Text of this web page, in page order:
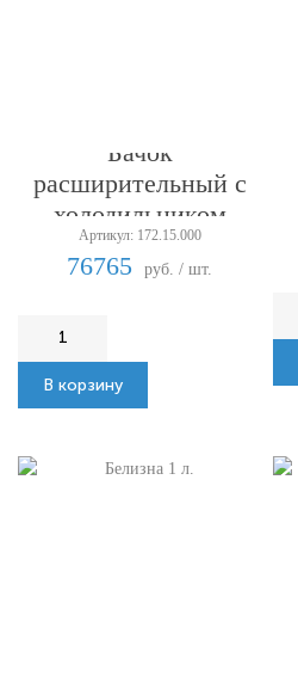
Бачок
расширительный с
холодильником
Артикул: 172.15.000
76765 руб. / шт.
В корзину